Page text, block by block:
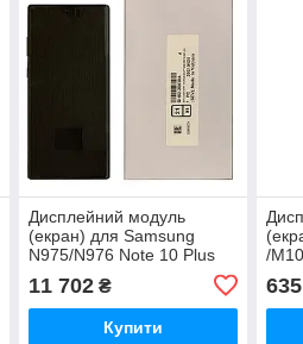
Дисплейний модуль
(екран) для Samsung
N975/N976 Note 10 Plus
2019 Чорний Оригінал У
рамці 100% SERVICE
PACK
11 702₴
Купити
/
635